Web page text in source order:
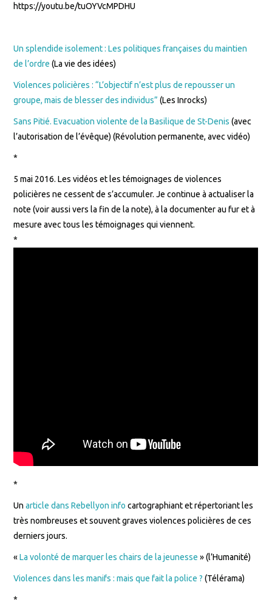
https://youtu.be/tuOYVcMPDHU
Un splendide isolement : Les politiques françaises du maintien
de l’ordre (La vie des idées)
Violences policières : “L’objectif n’est plus de repousser un
groupe, mais de blesser des individus” (Les Inrocks)
Sans Pitié. Evacuation violente de la Basilique de St-Denis (avec
l’autorisation de l’évêque) (Révolution permanente, avec vidéo)
*
5 mai 2016. Les vidéos et les témoignages de violences
policières ne cessent de s’accumuler. Je continue à actualiser la
note (voir aussi vers la fin de la note), à la documenter au fur et à
mesure avec tous les témoignages qui viennent.
*
*
Unarticle dans Rebellyon info cartographiant et répertoriant les
très nombreuses et souvent graves violences policières de ces
derniers jours.
«La volonté de marquer les chairs de la jeunesse » (l’Humanité)
Violences dans les manifs : mais que fait la police ? (Télérama)
*